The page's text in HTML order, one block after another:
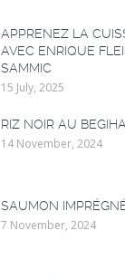
APPRENEZ LA
AVEC ENRIQUE
SAMMIC
15 July, 2025
RIZ NOIR AU
14 November, 2024
SAUMON
7 November, 2024